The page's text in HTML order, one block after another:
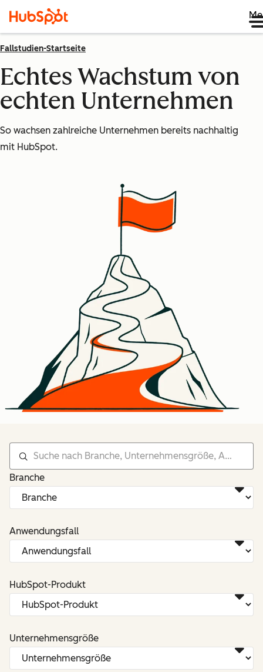
Fallstudien-Startseite
Echtes Wachstum von
echten Unternehmen
So wachsen zahlreiche Unternehmen bereits nachhaltig
mit HubSpot.
Branche
Anwendungsfall
HubSpot-Produkt
Unternehmensgröße